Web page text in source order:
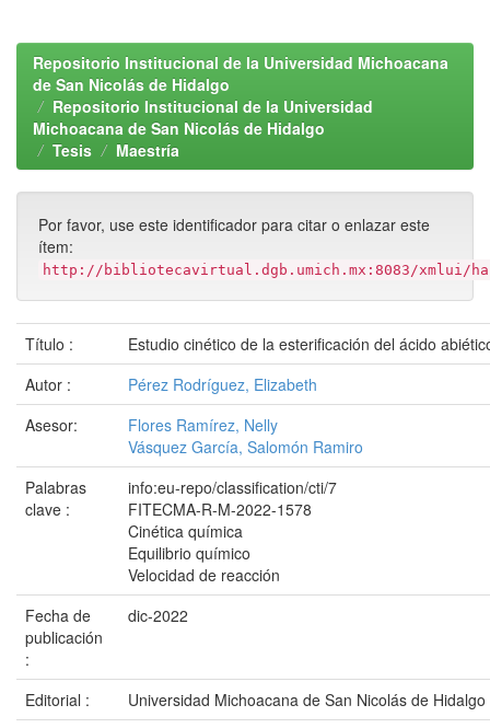
Repositorio Institucional de la Universidad Michoacana
de San Nicolás de Hidalgo
Repositorio Institucional de la Universidad
Michoacana de San Nicolás de Hidalgo
Tesis
Maestría
Por favor, use este identificador para citar o enlazar este
ítem:
http://bibliotecavirtual.dgb.umich.mx:8083/xmlui/
Título :
Estudio cinético de la esterificación del ácido
Autor :
Pérez Rodríguez, Elizabeth
Asesor:
Flores Ramírez, Nelly
Vásquez García, Salomón Ramiro
Palabras
clave :
info:eu-repo/classification/cti/7
FITECMA-R-M-2022-1578
Cinética química
Equilibrio químico
Velocidad de reacción
Fecha de
publicación
:
dic-2022
Editorial :
Universidad Michoacana de San Nicolás de Hidalgo